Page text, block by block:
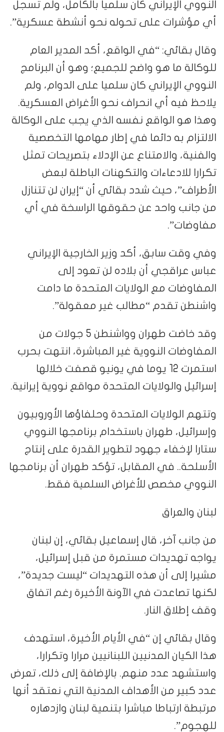
النووي الإيراني كان سلميا بالكامل، ولم تسجل
أي مؤشرات على تحوله نحو أنشطة عسكرية”.
وقال بقائي: “في الواقع، أكد المدير العام
للوكالة ما هو واضح للجميع؛ وهو أن البرنامج
النووي الإيراني كان سلميا على الدوام، ولم
يلاحظ فيه أي انحراف نحو الأغراض العسكرية.
وهذا هو الواقع نفسه الذي يجب على الوكالة
الالتزام به دائما في إطار مهامها التخصصية
والفنية، والامتناع عن الإدلاء بتصريحات تمثل
تكرارا للادعاءات والتكهنات الباطلة لبعض
الأطراف”، حيث شدد بقائي أن “إيران لن تتنازل
من جانب واحد عن حقوقها الراسخة في أي
مفاوضات”.
وفي وقت سابق، أكد وزير الخارجية الإيراني
عباس عراقجي أن بلاده لن تعود إلى
المفاوضات مع الولايات المتحدة ما دامت
واشنطن تقدم “مطالب غير معقولة”.
وقد خاضت طهران وواشنطن 5 جولات من
المفاوضات النووية غير المباشرة، انتهت بحرب
استمرت 12 يوما في يونيو قصفت خلالها
إسرائيل والولايات المتحدة مواقع نووية إيرانية.
وتتهم الولايات المتحدة وحلفاؤها الأوروبيون
وإسرائيل، طهران باستخدام برنامجها النووي
ستارا لإخفاء جهود لتطوير القدرة على إنتاج
الأسلحة.. في المقابل، تؤكد طهران أن برنامجها
النووي مخصص للأغراض السلمية فقط.
لبنان والعراق
من جانب آخر، قال إسماعيل بقائي، إن لبنان
يواجه تهديدات مستمرة من قبل إسرائيل،
مشيرا إلى أن هذه التهديدات “ليست جديدة”،
لكنها تصاعدت في الآونة الأخيرة رغم اتفاق
وقف إطلاق النار.
وقال بقائي إن “في الأيام الأخيرة، استهدف
هذا الكيان المدنيين اللبنانيين مرارا وتكرارا،
واستشهد عدد منهم. بالإضافة إلى ذلك، تعرض
عدد كبير من الأهداف المدنية التي نعتقد أنها
مرتبطة ارتباطا مباشرا بتنمية لبنان وازدهاره
للهجوم”.